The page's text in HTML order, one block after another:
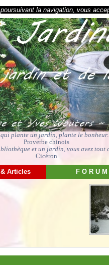
la navigation, vous
plante un jardin, plante le
Proverbe chinois
et un jardin, vous avez tout
Cicéron
Articles F O R U M